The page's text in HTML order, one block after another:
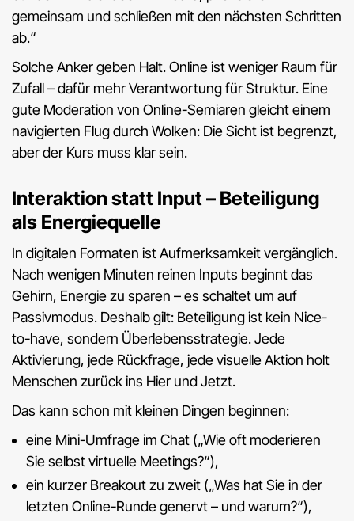
gemeinsam und schließen mit den nächsten Schritten
ab.“
Solche Anker geben Halt. Online ist weniger Raum für
Zufall – dafür mehr Verantwortung für Struktur. Eine
gute Moderation von Online-Semiaren gleicht einem
navigierten Flug durch Wolken: Die Sicht ist begrenzt,
aber der Kurs muss klar sein.
Interaktion statt Input – Beteiligung
als Energiequelle
In digitalen Formaten ist Aufmerksamkeit vergänglich.
Nach wenigen Minuten reinen Inputs beginnt das
Gehirn, Energie zu sparen – es schaltet um auf
Passivmodus. Deshalb gilt: Beteiligung ist kein Nice-
to-have, sondern Überlebensstrategie. Jede
Aktivierung, jede Rückfrage, jede visuelle Aktion holt
Menschen zurück ins Hier und Jetzt.
Das kann schon mit kleinen Dingen beginnen:
eine Mini-Umfrage im Chat („Wie oft moderieren
Sie selbst virtuelle Meetings?“),
ein kurzer Breakout zu zweit („Was hat Sie in der
letzten Online-Runde genervt – und warum?“),